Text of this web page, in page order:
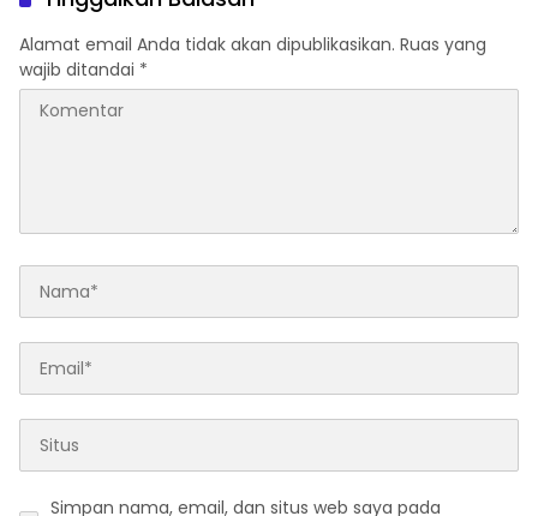
Alamat email Anda tidak akan dipublikasikan. Ruas yang
wajib ditandai *
Simpan nama, email, dan situs web saya pada